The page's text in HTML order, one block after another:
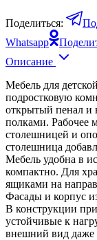
Поделиться:
Whatsapp
Описание
Мебель для
подростковую
открытый пенал и
полками. Рабочее
столешницей и
столешница
Мебель удобна в
компактно. Для
ящиками на
Фасады и корпус
В конструкции
устойчивые к
внешний вид даже